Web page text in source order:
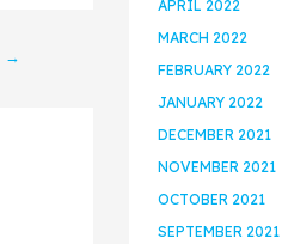
→
APRIL 2022
MARCH 2022
FEBRUARY 2022
JANUARY 2022
DECEMBER 2021
NOVEMBER 2021
OCTOBER 2021
SEPTEMBER 2021